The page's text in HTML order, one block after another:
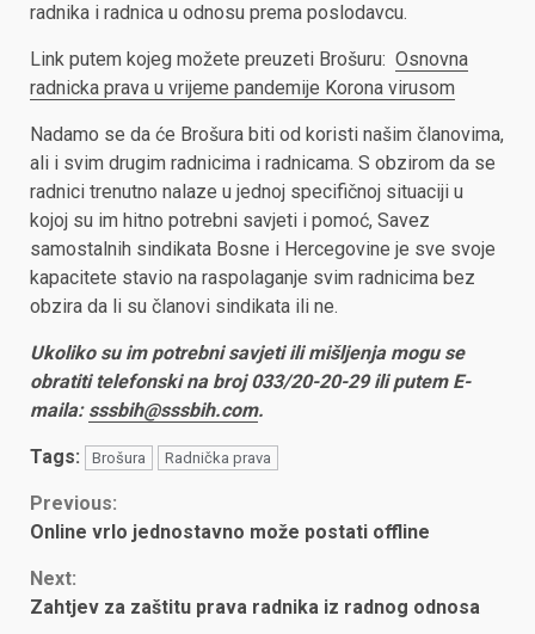
radnika i radnica u odnosu prema poslodavcu.
Link putem kojeg možete preuzeti Brošuru: Osnovna
radnicka prava u vrijeme pandemije Korona virusom
Nadamo se da će Brošura biti od koristi našim članovima,
ali i svim drugim radnicima i radnicama. S obzirom da se
radnici trenutno nalaze u jednoj specifičnoj situaciji u
kojoj su im hitno potrebni savjeti i pomoć, Savez
samostalnih sindikata Bosne i Hercegovine je sve svoje
kapacitete stavio na raspolaganje svim radnicima bez
obzira da li su članovi sindikata ili ne.
Ukoliko su im potrebni savjeti ili mišljenja mogu se
obratiti telefonski na broj033/20-20-29ili putem E-
maila: sssbih@sssbih.com.
Tags: Brošura Radnička prava
Continue
Previous:
Online vrlo jednostavno može postati offline
Next:
Zahtjev za zaštitu prava radnika iz radnog odnosa